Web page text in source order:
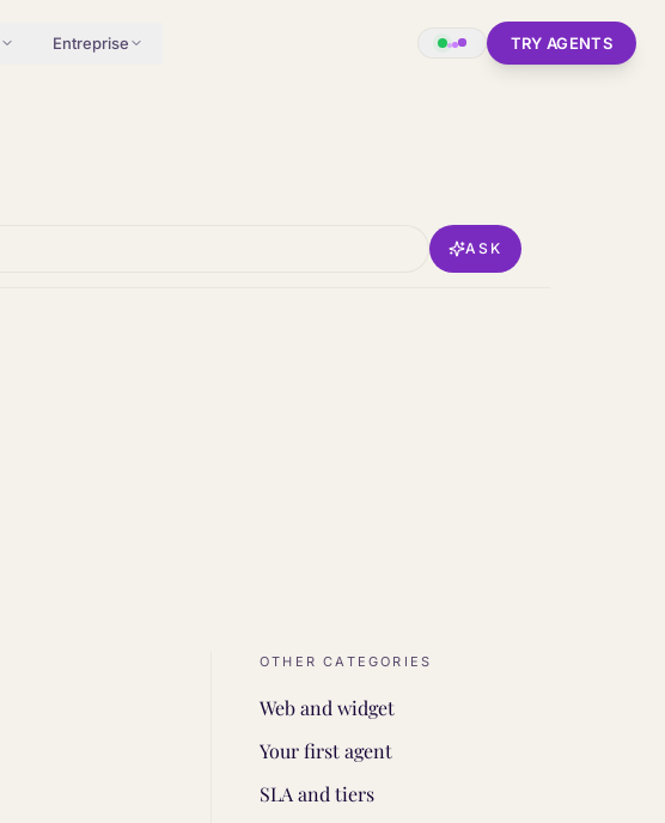
Entreprise TRY AGENTS
ASK
OTHER CATEGORIES
Web and widget
Your first agent
SLA and tiers